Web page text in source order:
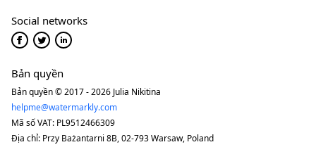
Social networks
Bản quyền
Bản quyền © 2017 - 2026 Julia Nikitina
helpme@watermarkly.com
Mã số VAT: PL9512466309
Địa chỉ: Przy Bażantarni 8B, 02-793 Warsaw, Poland